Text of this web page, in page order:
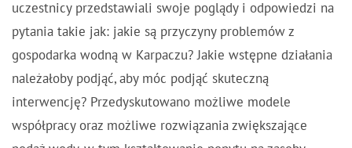
uczestnicy przedstawiali swoje poglądy i odpowiedzi na
pytania takie jak: jakie są przyczyny problemów z
gospodarka wodną w Karpaczu? Jakie wstępne działania
należałoby podjąć, aby móc podjąć skuteczną
interwencję? Przedyskutowano możliwe modele
współpracy oraz możliwe rozwiązania zwiększające